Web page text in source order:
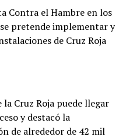
Contra el Hambre en los
pretende implementar y
de Cruz Roja
Cruz Roja puede llegar
y destacó la
de alrededor de 42 mil